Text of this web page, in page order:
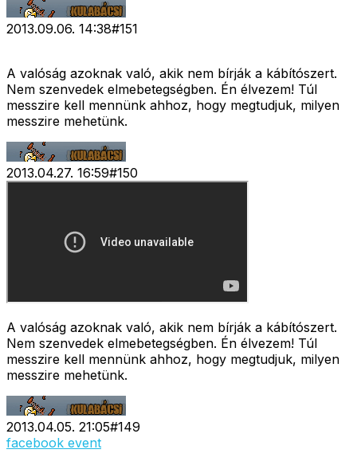
2013.09.06. 14:38#151
A valóság azoknak való, akik nem bírják a kábítószert.
Nem szenvedek elmebetegségben. Én élvezem! Túl
messzire kell mennünk ahhoz, hogy megtudjuk, milyen
messzire mehetünk.
2013.04.27. 16:59#150
A valóság azoknak való, akik nem bírják a kábítószert.
Nem szenvedek elmebetegségben. Én élvezem! Túl
messzire kell mennünk ahhoz, hogy megtudjuk, milyen
messzire mehetünk.
2013.04.05. 21:05#149
facebook event